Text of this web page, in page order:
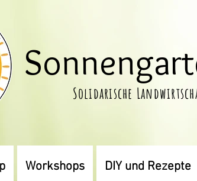
Solidarische
Workshops DIY und Rezepte